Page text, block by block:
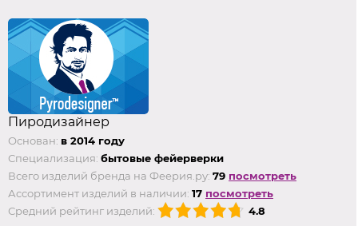
Пиродизайнер
Основан: в 2014 году
Специализация: бытовые фейерверки
Всего изделий бренда на Феерия.ру: 79 посмотреть
Ассортимент изделий в наличии: 17 посмотреть
Средний рейтинг изделий:
4.8